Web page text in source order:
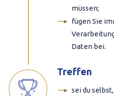
müssen;
fügen Sie
Daten bei.
Treffen
sei du